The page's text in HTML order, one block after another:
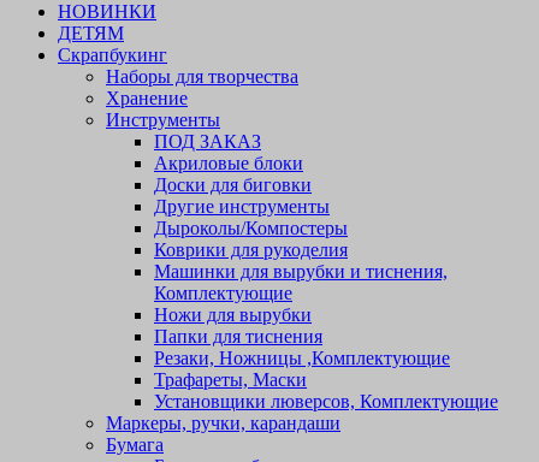
НОВИНКИ
ДЕТЯМ
Скрапбукинг
Наборы для творчества
Хранение
Инструменты
ПОД ЗАКАЗ
Акриловые блоки
Доски для биговки
Другие инструменты
Дыроколы/Компостеры
Коврики для рукоделия
Машинки для вырубки и тиснения,
Комплектующие
Ножи для вырубки
Папки для тиснения
Резаки, Ножницы ,Комплектующие
Трафареты, Маски
Установщики люверсов, Комплектующие
Маркеры, ручки, карандаши
Бумага